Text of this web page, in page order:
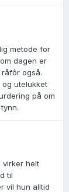
metode for
dagen er
også.
utelukket
på om
virker helt
til
vil hun alltid